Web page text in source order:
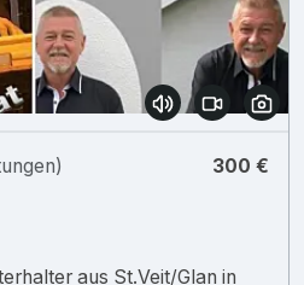
300 €
aus St.Veit/Glan in